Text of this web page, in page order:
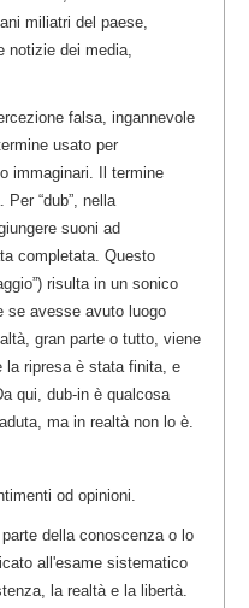
miliatri del paese,
notizie dei media,
falsa, ingannevole
usato per
immaginari. Il termine
“dub”, nella
suoni ad
completata. Questo
risulta in un sonico
se avesse avuto luogo
gran parte o tutto, viene
la ripresa è stata finita, e
qui, dub-in è qualcosa
ma in realtà non lo è.
od opinioni.
della conoscenza o lo
all'esame sistematico
la realtà e la libertà.